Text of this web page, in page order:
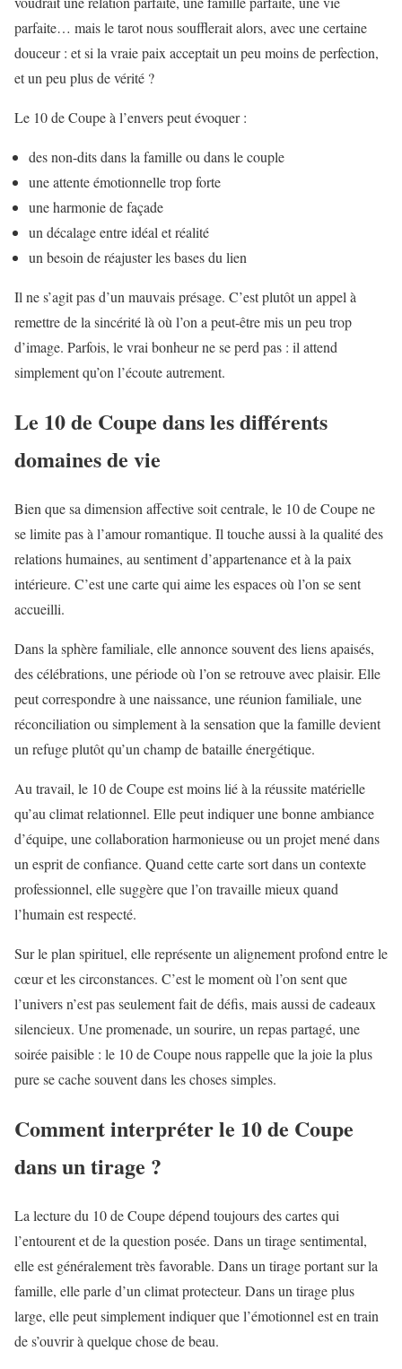
parfaite… mais le tarot nous soufflerait alors, avec une certaine
douceur : et si la vraie paix acceptait un peu moins de perfection,
et un peu plus de vérité ?
Le 10 de Coupe à l’envers peut évoquer :
des non-dits dans la famille ou dans le couple
une attente émotionnelle trop forte
une harmonie de façade
un décalage entre idéal et réalité
un besoin de réajuster les bases du lien
Il ne s’agit pas d’un mauvais présage. C’est plutôt un appel à
remettre de la sincérité là où l’on a peut-être mis un peu trop
d’image. Parfois, le vrai bonheur ne se perd pas : il attend
simplement qu’on l’écoute autrement.
Le 10 de Coupe dans les différents
domaines de vie
Bien que sa dimension affective soit centrale, le 10 de Coupe ne
se limite pas à l’amour romantique. Il touche aussi à la qualité des
relations humaines, au sentiment d’appartenance et à la paix
intérieure. C’est une carte qui aime les espaces où l’on se sent
accueilli.
Dans la sphère familiale, elle annonce souvent des liens apaisés,
des célébrations, une période où l’on se retrouve avec plaisir. Elle
peut correspondre à une naissance, une réunion familiale, une
réconciliation ou simplement à la sensation que la famille devient
un refuge plutôt qu’un champ de bataille énergétique.
Au travail, le 10 de Coupe est moins lié à la réussite matérielle
qu’au climat relationnel. Elle peut indiquer une bonne ambiance
d’équipe, une collaboration harmonieuse ou un projet mené dans
un esprit de confiance. Quand cette carte sort dans un contexte
professionnel, elle suggère que l’on travaille mieux quand
l’humain est respecté.
Sur le plan spirituel, elle représente un alignement profond entre le
cœur et les circonstances. C’est le moment où l’on sent que
l’univers n’est pas seulement fait de défis, mais aussi de cadeaux
silencieux. Une promenade, un sourire, un repas partagé, une
soirée paisible : le 10 de Coupe nous rappelle que la joie la plus
pure se cache souvent dans les choses simples.
Comment interpréter le 10 de Coupe
dans un tirage ?
La lecture du 10 de Coupe dépend toujours des cartes qui
l’entourent et de la question posée. Dans un tirage sentimental,
elle est généralement très favorable. Dans un tirage portant sur la
famille, elle parle d’un climat protecteur. Dans un tirage plus
large, elle peut simplement indiquer que l’émotionnel est en train
de s’ouvrir à quelque chose de beau.